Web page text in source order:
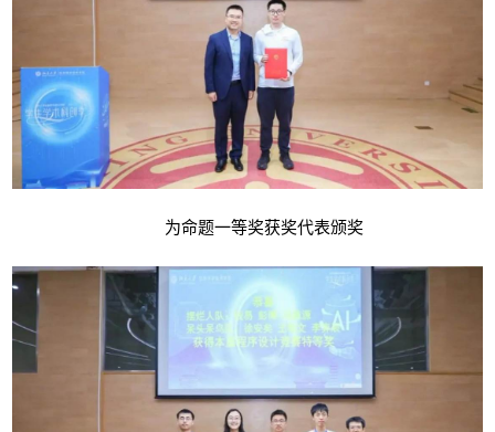
为命题一等奖获奖代表颁奖